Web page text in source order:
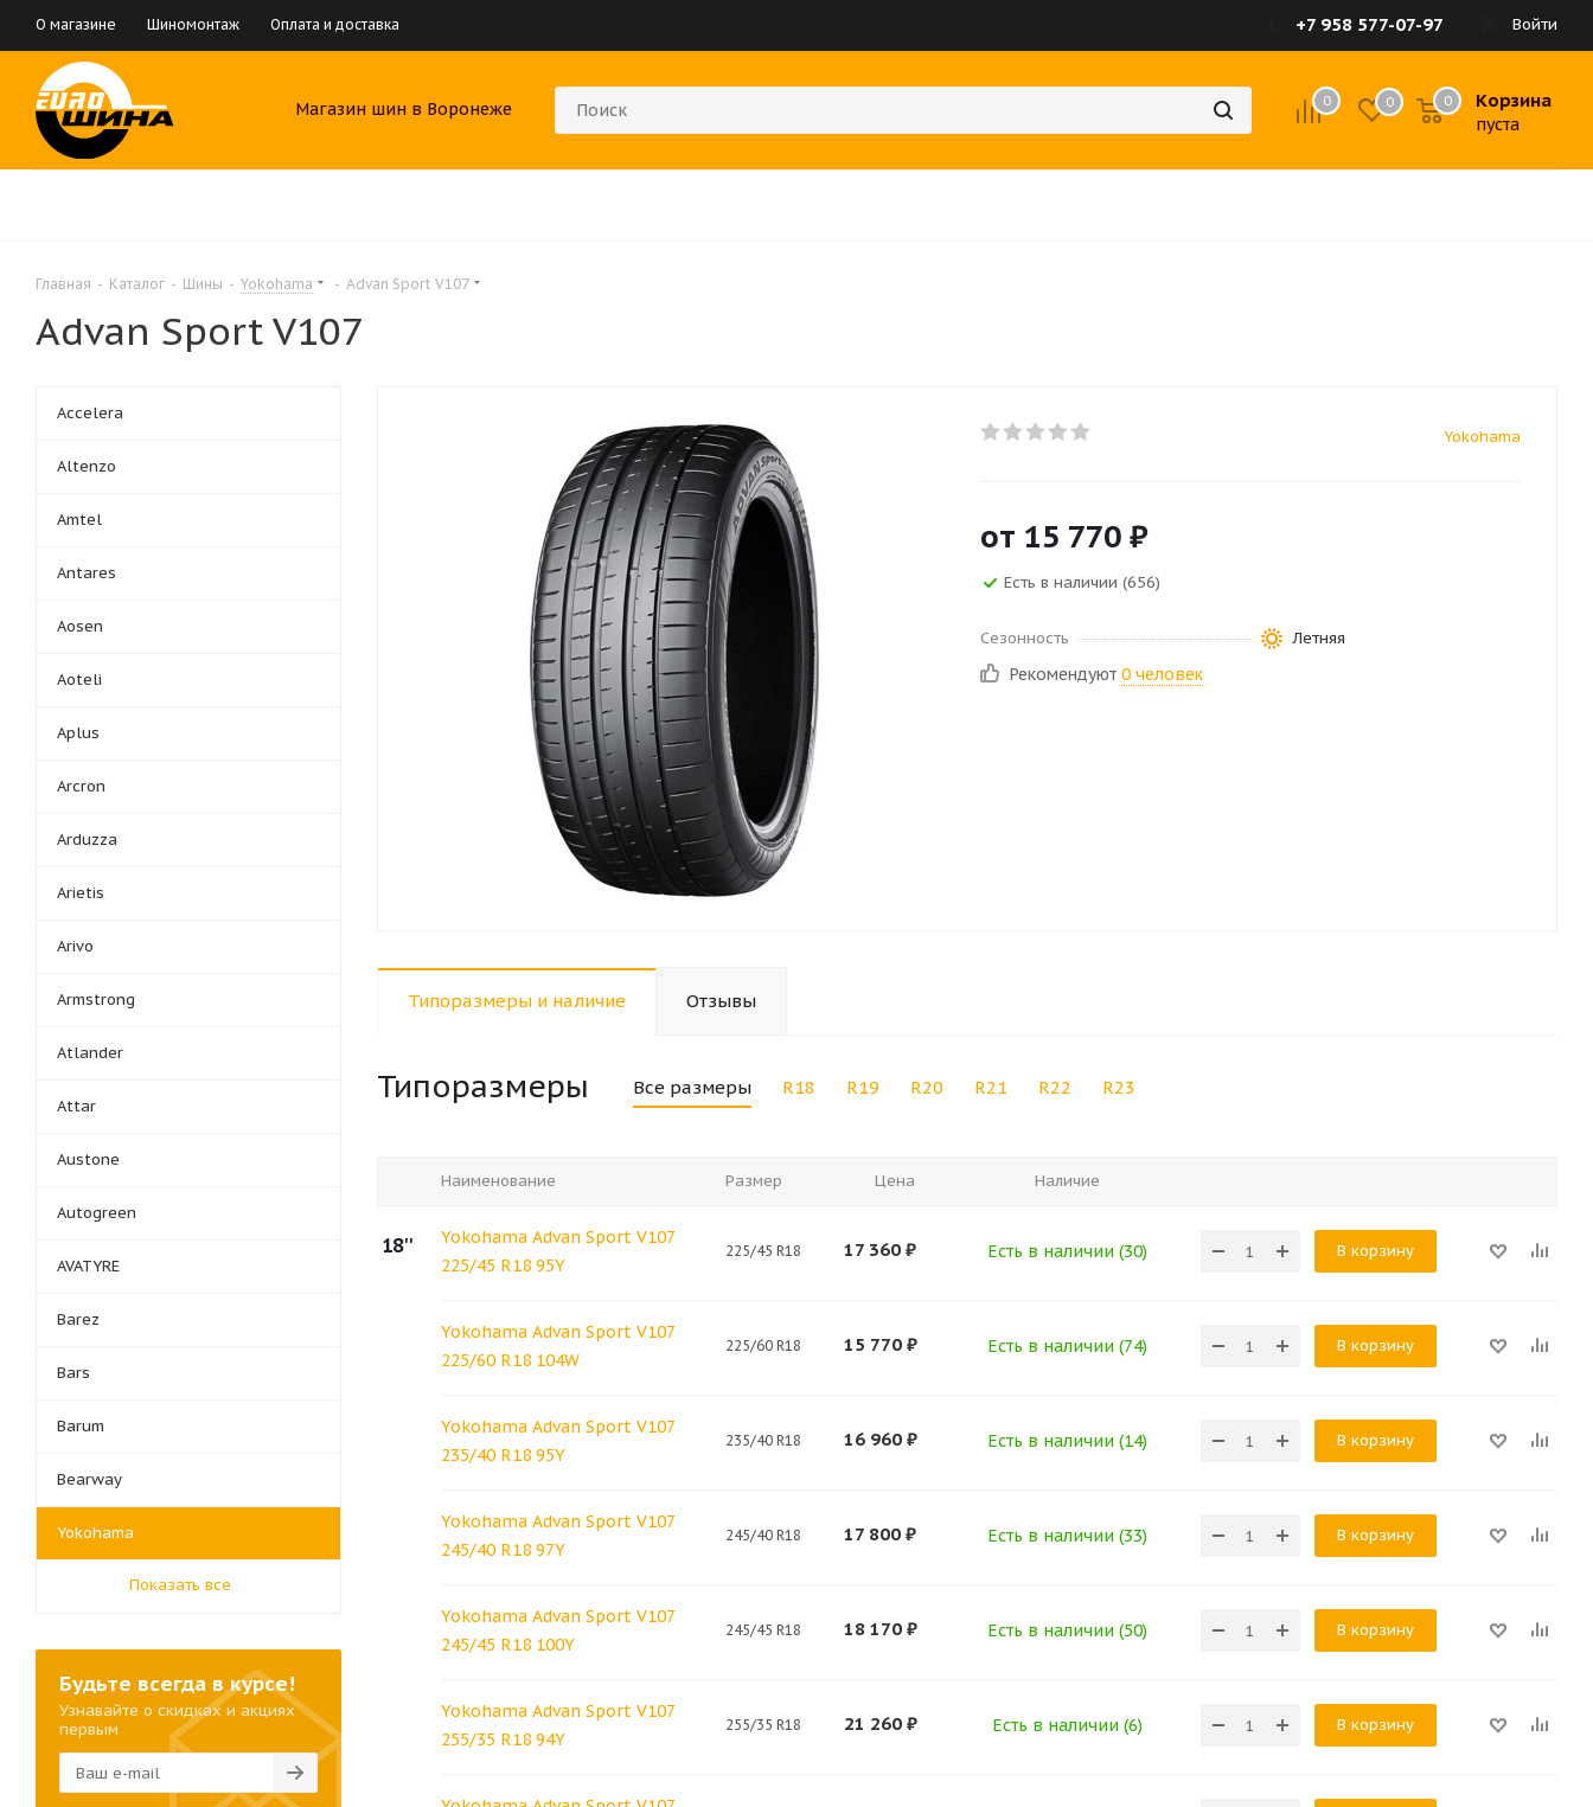
О магазине Шиномонтаж Оплата и доставка Войти
+7 958 577-07-97
Магазин шин в Воронеже 0 0 Корзина
пуста
0
Главная - Каталог - Шины - Yokohama - Advan Sport V107
Advan Sport V107
Yokohama
от 15 770 ₽
Есть в наличии (656)
Сезонность Летняя
Рекомендуют 0 человек
Типоразмеры и наличие Отзывы
Типоразмеры Все размеры R18 R19 R20 R21 R22 R23
Наименование Размер Цена Наличие
18''
Yokohama Advan Sport V107
225/45 R18 95Y
225/45 R18 17 360 ₽ Есть в наличии (30) В корзину
Yokohama Advan Sport V107
225/60 R18 104W
225/60 R18 15 770 ₽ Есть в наличии (74) В корзину
Yokohama Advan Sport V107
235/40 R18 95Y
235/40 R18 16 960 ₽ Есть в наличии (14) В корзину
Yokohama Advan Sport V107
245/40 R18 97Y
245/40 R18 17 800 ₽ Есть в наличии (33) В корзину
Yokohama Advan Sport V107
245/45 R18 100Y
245/45 R18 18 170 ₽ Есть в наличии (50) В корзину
Yokohama Advan Sport V107
255/35 R18 94Y
255/35 R18 21 260 ₽ Есть в наличии (6) В корзину
Accelera
Altenzo
Amtel
Antares
Aosen
Aoteli
Aplus
Arcron
Arduzza
Arietis
Arivo
Armstrong
Atlander
Attar
Austone
Autogreen
AVATYRE
Barez
Bars
Barum
Bearway
Yokohama
Показать все
Будьте всегда в курсе!
Узнавайте о скидках и акциях
первым